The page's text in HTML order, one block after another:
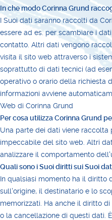
In che modo Corinna Grund
I Suoi dati saranno raccolti da
essere ad es. per scambiare i
contatto. Altri dati vengono
visita il sito web attraverso i
soprattutto di dati tecnici (ad
operativo o orario della richiesta
informazioni avviene
Web di Corinna Grund
Per cosa utilizza Corinna Grund
Una parte dei dati viene raccolta
impeccabile del sito web. Altri
analizzare il comportamento
Quali sono i Suoi diritti sui Suoi
In qualsiasi momento ha il diritto
sull'origine, il destinatario e lo
memorizzati. Ha anche il diritto
o la cancellazione di questi dati.